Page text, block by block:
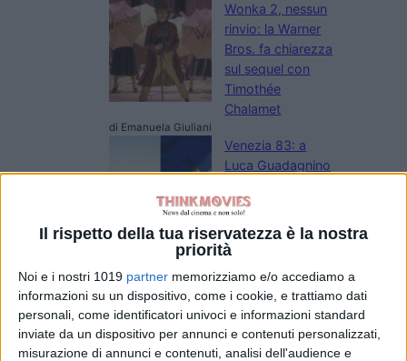
Il rispetto della tua riservatezza è la nostra
priorità
Noi e i nostri 1019 partner memorizziamo e/o accediamo a
informazioni su un dispositivo, come i cookie, e trattiamo dati
personali, come identificatori univoci e informazioni standard
inviate da un dispositivo per annunci e contenuti personalizzati,
misurazione di annunci e contenuti, analisi dell'audience e
Wonka 2, nessun
rinvio: la Warner
Bros. fa chiarezza
sul sequel con
Timothée
Chalamet
di Emanuela Giuliani
Venezia 83: a
Luca Guadagnino
the Filmmaker
2026
di La Redazione
Johnson risponde
alle recensioni
negative
di Emanuela Giuliani